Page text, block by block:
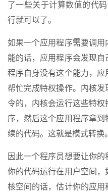
了一些关于计算数值的代
行就可以了。
如果一个应用程序需要调
能的话，应用程序会发现
程序自身没有这个能力，
帮忙完成特权操作。内核
令的，内核会运行这些特
序，然后这个应用程序拿
续的代码。这就是模式转换。
因此一个程序员想要让你
你的代码运行在用户空间
核空间的话，估计你的应